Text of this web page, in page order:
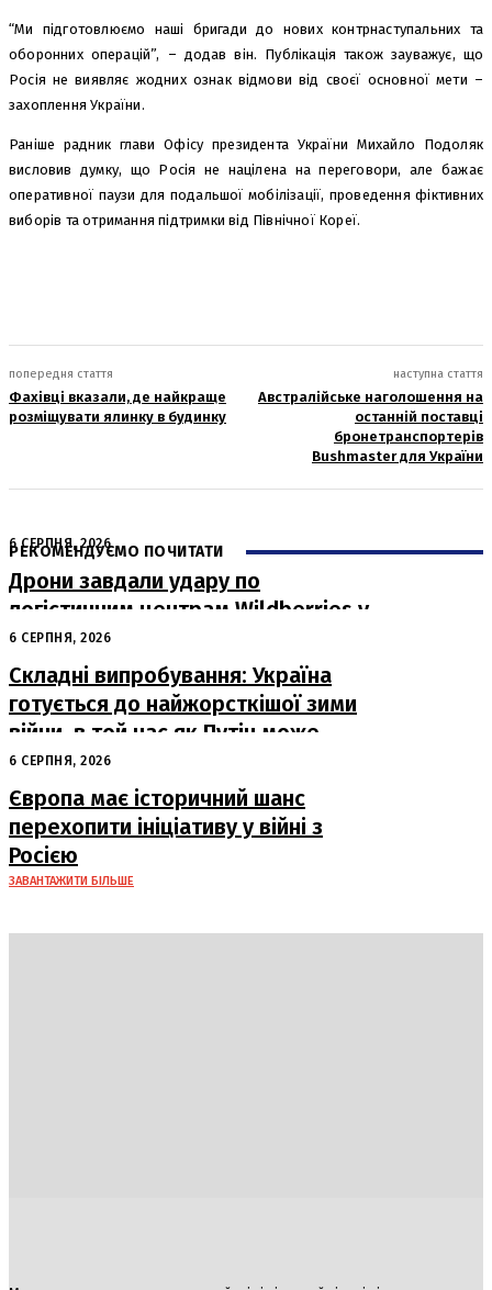
“Ми підготовлюємо наші бригади до нових контрнаступальних та
оборонних операцій”, – додав він. Публікація також зауважує, що
Росія не виявляє жодних ознак відмови від своєї основної мети –
захоплення України.
Раніше радник глави Офісу президента України Михайло Подоляк
висловив думку, що Росія не націлена на переговори, але бажає
оперативної паузи для подальшої мобілізації, проведення фіктивних
виборів та отримання підтримки від Північної Кореї.
попередня стаття
Фахівці вказали, де найкраще
розміщувати ялинку в будинку
наступна стаття
Австралійське наголошення на
останній поставці
бронетранспортерів
Bushmaster для України
РЕКОМЕНДУЄМО ПОЧИТАТИ
6 СЕРПНЯ, 2026
Дрони завдали удару по
логістичним центрам Wildberries у
Росії
6 СЕРПНЯ, 2026
Складні випробування: Україна
готується до найжорсткішої зими
війни, в той час як Путін може
капітулювати навесні
6 СЕРПНЯ, 2026
Європа має історичний шанс
перехопити ініціативу у війні з
Росією
ЗАВАНТАЖИТИ БІЛЬШЕ